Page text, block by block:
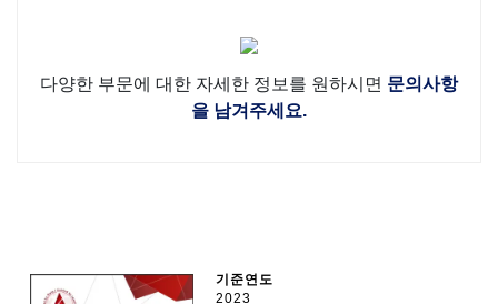
다양한 부문에 대한 자세한 정보를 원하시면 문의사항
을 남겨주세요.
기준연도
2023